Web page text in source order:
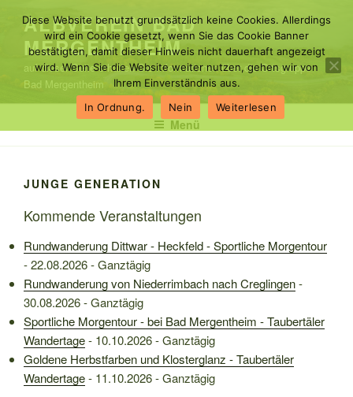
Inhalt
springen
ALBVEREIN BAD
MERGENTHEIM
auf dieser Seite erhalten Sie Informationen über die Ortsgruppe
Bad Mergentheim
Menü
JUNGE GENERATION
Kommende Veranstaltungen
Rundwanderung Dittwar - Heckfeld - Sportliche Morgentour
- 22.08.2026 - Ganztägig
Rundwanderung von Niederrimbach nach Creglingen-
30.08.2026 - Ganztägig
Sportliche Morgentour - bei Bad Mergentheim - Taubertäler
Wandertage- 10.10.2026 - Ganztägig
Goldene Herbstfarben und Klosterglanz - Taubertäler
Wandertage- 11.10.2026 - Ganztägig
Diese Website benutzt grundsätzlich keine Cookies. Allerdings
wird ein Cookie gesetzt, wenn Sie das Cookie Banner
bestätigten, damit dieser Hinweis nicht dauerhaft angezeigt
wird. Wenn Sie die Website weiter nutzen, gehen wir von
Ihrem Einverständnis aus.
In Ordnung.
Nein Weiterlesen